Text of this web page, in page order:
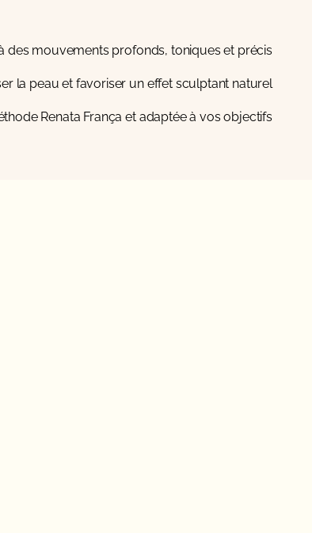
des mouvements profonds, toniques et précis.
la peau et favoriser un effet sculptant naturel.
Renata França et adaptée à vos objectifs.